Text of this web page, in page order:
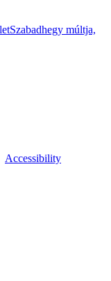
Szabadhegy múltja,
Accessibility